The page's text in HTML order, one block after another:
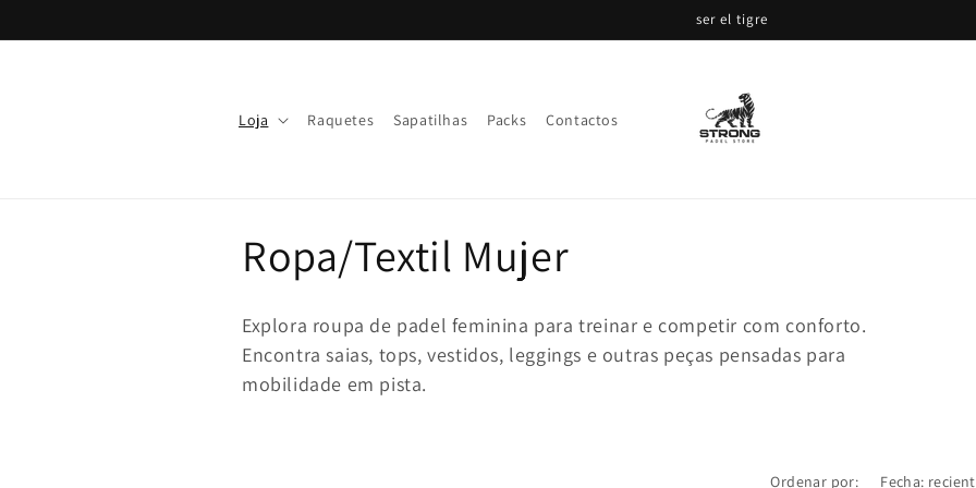
al contenido
ser el tigre
Loja Raquetes Sapatilhas Packs Contactos
Ropa/Textil Mujer
Explora roupa de padel feminina para treinar e competir com conforto.
Encontra saias, tops, vestidos, leggings e outras peças pensadas para
mobilidade em pista.
Ordenar por: